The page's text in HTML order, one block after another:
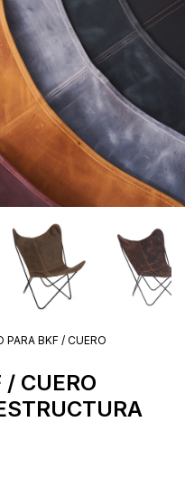
PARA BKF / CUERO
CUERO